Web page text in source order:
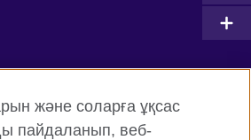
Twitter
және соларға ұқсас
пайдаланып, веб-